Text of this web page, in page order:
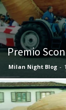
Premio
Milan Night Blog -